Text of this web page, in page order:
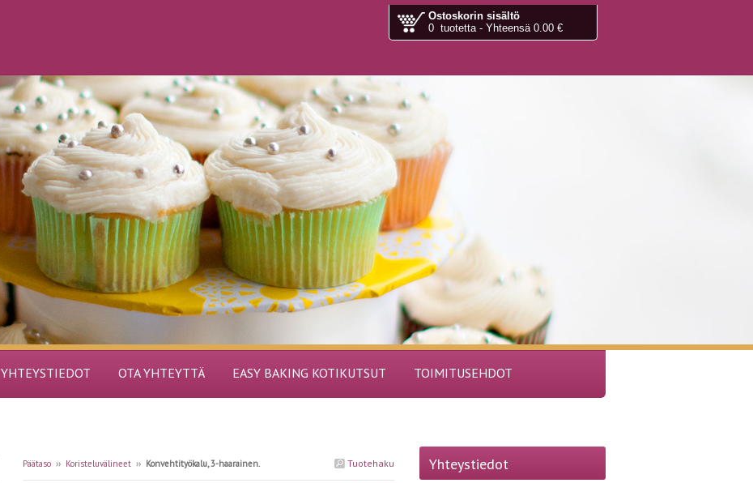
Ostoskorin sisältö
0 tuotetta - Yhteensä 0.00 €
YHTEYSTIEDOT OTA YHTEYTTÄ EASY BAKING KOTIKUTSUT TOIMITUSEHDOT
Tuotehaku
Päätaso ›› Koristeluvälineet ›› Konvehtityökalu, 3-haarainen. Yhteystiedot